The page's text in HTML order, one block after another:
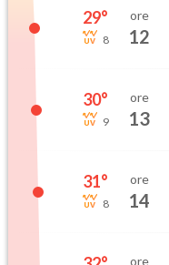
29°
8
ore
12
30°
9
ore
13
31°
8
ore
14
ore